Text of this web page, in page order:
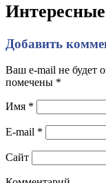
Добавить
Ваш e-mail не будет
помечены *
Имя *
E-mail *
Сайт